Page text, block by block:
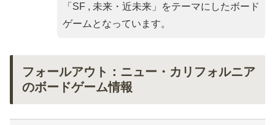
「 SF , 未来・近未来」をテーマにしたボード
ゲームとなっています。
フォールアウト：ニュー・カリフォルニア
のボードゲーム情報